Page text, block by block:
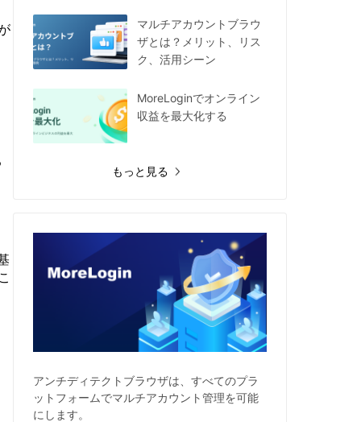
マルチアカウントブラウ
ザとは？メリット、リス
ク、活用シーン
MoreLoginでオンライン
収益を最大化する
もっと見る
アンチディテクトブラウザは、すべてのプラ
ットフォームでマルチアカウント管理を可能
にします。